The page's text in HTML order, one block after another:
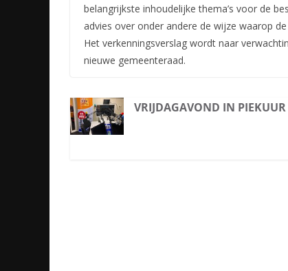
belangrijkste inhoudelijke thema’s voor de
advies over onder andere de wijze waarop
Het verkenningsverslag wordt naar
nieuwe gemeenteraad.
VRIJDAGAVOND IN PIEKUUR